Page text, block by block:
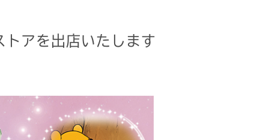
アを出店いたします